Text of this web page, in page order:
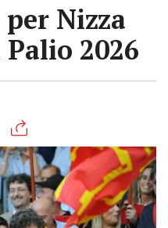
Nizza
2026